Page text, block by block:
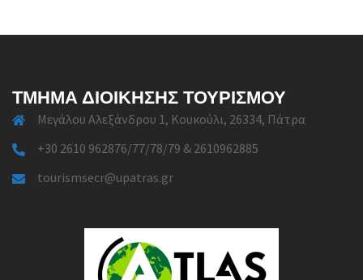
ΤΜΉΜΑ ΔΙΟΊΚΗΣΗΣ ΤΟΥΡΙΣΜΟΎ
Μεγάλου Αλεξάνδρου 1, Κουκούλι, 26334, Πάτρα
+30 2610 962876/77/78/79 & 2610962885
tourismsecr@upatras.gr